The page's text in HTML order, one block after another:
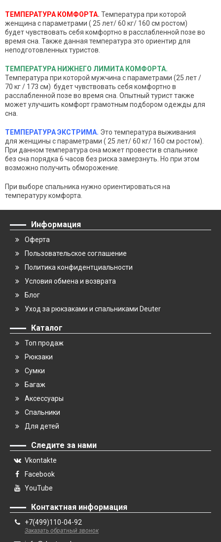
ТЕМПЕРАТУРА КОМФОРТА. Температура при которой
женщина с параметрами ( 25 лет/ 60 кг/ 160 см ростом)
будет чувствовать себя комфортно в расслабленной позе во
время сна. Также данная температура это ориентир для
неподготовленных туристов.
ТЕМПЕРАТУРА НИЖНЕГО ЛИМИТА КОМФОРТА.
Температура при которой мужчина с параметрами (25 лет /
70 кг / 173 см) будет чувствовать себя комфортно в
расслабленной позе во время сна. Опытный турист также
может улучшить комфорт грамотным подбором одежды для
сна.
ТЕМПЕРАТУРА ЭКСТРИМА. Это температура выживания
для женщины с параметрами ( 25 лет/ 60 кг/ 160 см ростом).
При данном температура она может провести в спальнике
без сна порядка 6 часов без риска замерзнуть. Но при этом
возможно получить обморожение.
При выборе спальника нужно ориентироваться на
температуру комфорта.
Информация
Оферта
Пользовательское соглашение
Политика конфидентциальности
Условия обмена и возврата
Блог
Уход за рюкзаками и спальниками Deuter
Каталог
Топ продаж
Рюкзаки
Сумки
Багаж
Аксессуары
Спальники
Для детей
Следите за нами
Vkontakte
Facebook
YouTube
Контактная информация
+7(499)110-04-92
Заказать обратный звонок